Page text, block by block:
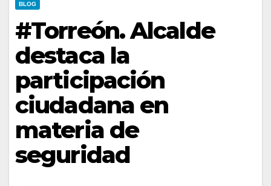
BLOG
#Torreón. Alcalde
destaca la
participación
ciudadana en
materia de
seguridad